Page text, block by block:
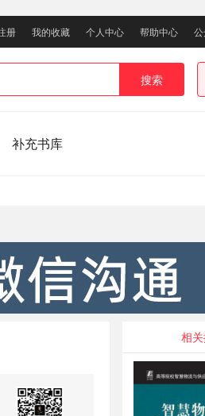
册 我的收藏 个人中心 帮助中心
搜索
补充书库
相